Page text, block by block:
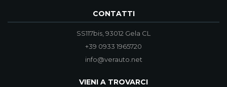
CONTATTI
SS117bis, 93012 Gela CL
+39 0933 1965720
info@verauto.net
VIENI A TROVARCI